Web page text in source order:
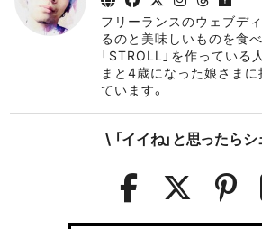
フリーランスのウェブデ
るのと美味しいものを食べ
「STROLL」を作っている
まと4歳になった娘さま
ています。
\ 「イイね」と思ったら